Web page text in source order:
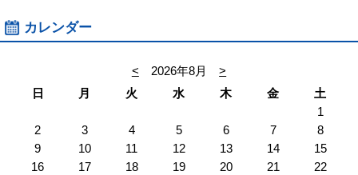
カレンダー
< 2026年8月
>
日
月 火 水 木 金
土
1
2
3 4 5 6 7
8
9
10 11 12 13 14
15
16
17 18 19 20 21
22